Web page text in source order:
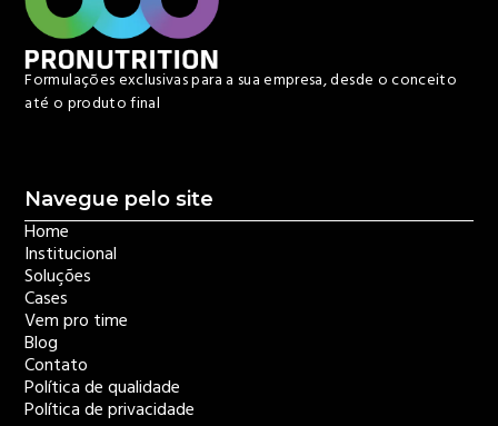
Formulações exclusivas para a sua empresa, desde o conceito
até o produto final
Navegue pelo site
Home
Institucional
Soluções
Cases
Vem pro time
Blog
Contato
Política de qualidade
Política de privacidade